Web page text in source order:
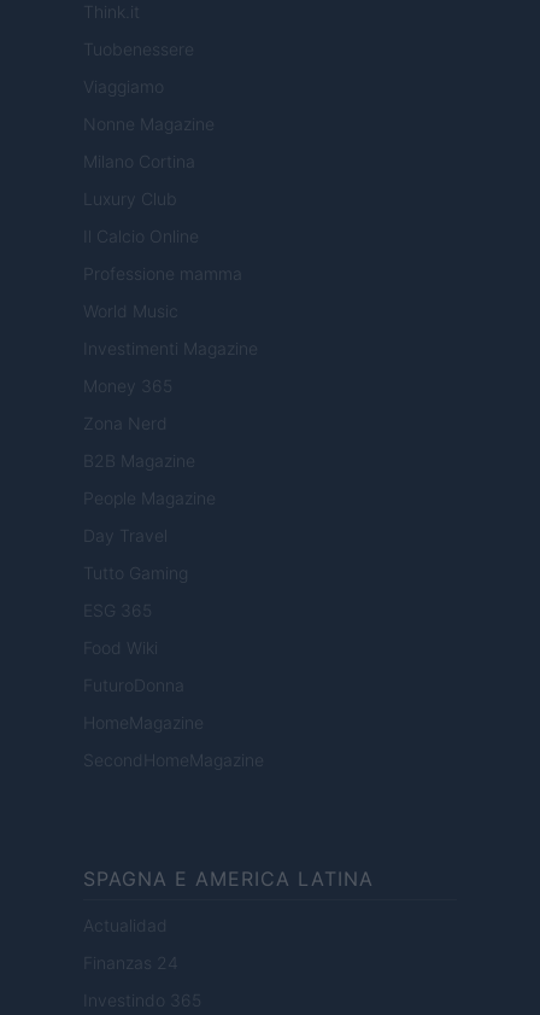
Think.it
Tuobenessere
Viaggiamo
Nonne Magazine
Milano Cortina
Luxury Club
Il Calcio Online
Professione mamma
World Music
Investimenti Magazine
Money 365
Zona Nerd
B2B Magazine
People Magazine
Day Travel
Tutto Gaming
ESG 365
Food Wiki
FuturoDonna
HomeMagazine
SecondHomeMagazine
SPAGNA E AMERICA LATINA
Actualidad
Finanzas 24
Investindo 365